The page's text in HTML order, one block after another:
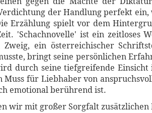
der Handlung perfekt
Erzählung spielt vor dem
'Schachnovelle' ist ein zeitloses
Zweig, ein österreichischer
bringt seine persönlichen
durch seine tiefgreifende
für Liebhaber von
emotional berührend ist.
wir mit großer Sorgfalt